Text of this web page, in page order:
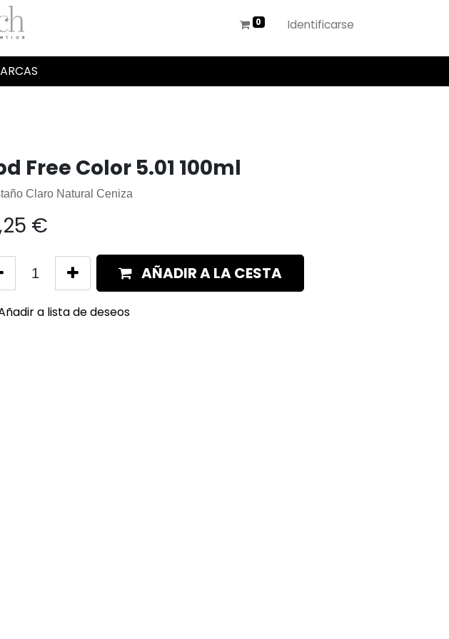
Identificarse
Free Color 5.01 100ml
Claro Natural Ceniza
€
AÑADIR A LA CESTA
a lista de deseos